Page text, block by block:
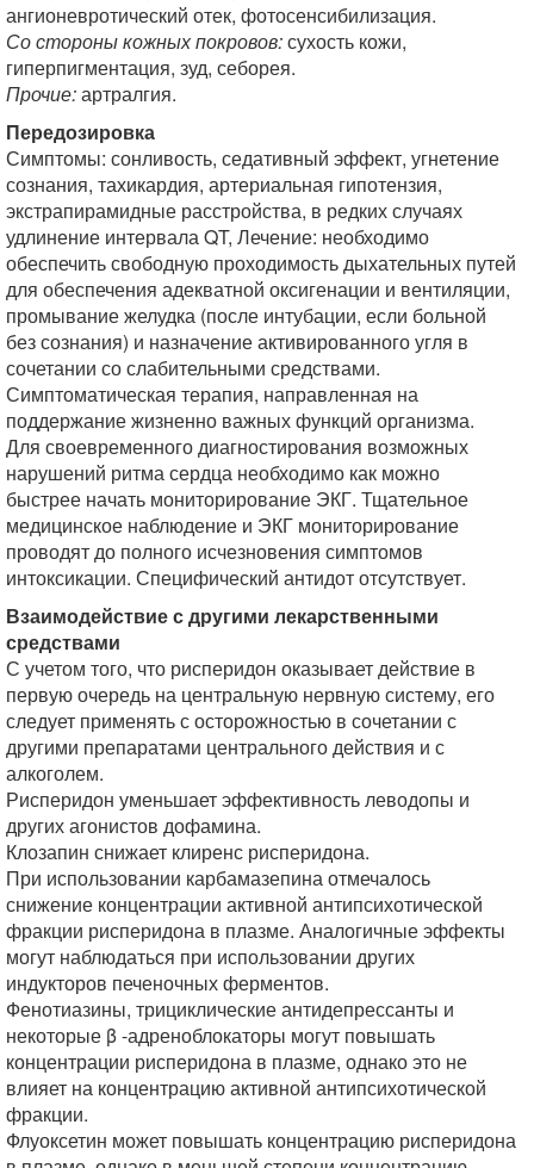
ангионевротический отек, фотосенсибилизация.
Со стороны кожных покровов:сухость кожи,
гиперпигментация, зуд, себорея.
Прочие:артралгия.
Передозировка
Симптомы: сонливость, седативный эффект, угнетение
сознания, тахикардия, артериальная гипотензия,
экстрапирамидные расстройства, в редких случаях
удлинение интервала QT, Лечение: необходимо
обеспечить свободную проходимость дыхательных путей
для обеспечения адекватной оксигенации и вентиляции,
промывание желудка (после интубации, если больной
без сознания) и назначение активированного угля в
сочетании со слабительными средствами.
Симптоматическая терапия, направленная на
поддержание жизненно важных функций организма.
Для своевременного диагностирования возможных
нарушений ритма сердца необходимо как можно
быстрее начать мониторирование ЭКГ. Тщательное
медицинское наблюдение и ЭКГ мониторирование
проводят до полного исчезновения симптомов
интоксикации. Специфический антидот отсутствует.
Взаимодействие с другими лекарственными
средствами
С учетом того, что рисперидон оказывает действие в
первую очередь на центральную нервную систему, его
следует применять с осторожностью в сочетании с
другими препаратами центрального действия и с
алкоголем.
Рисперидон уменьшает эффективность леводопы и
других агонистов дофамина.
Клозапин снижает клиренс рисперидона.
При использовании карбамазепина отмечалось
снижение концентрации активной антипсихотической
фракции рисперидона в плазме. Аналогичные эффекты
могут наблюдаться при использовании других
индукторов печеночных ферментов.
Фенотиазины, трициклические антидепрессанты и
некоторые β -адреноблокаторы могут повышать
концентрации рисперидона в плазме, однако это не
влияет на концентрацию активной антипсихотической
фракции.
Флуоксетин может повышать концентрацию рисперидона